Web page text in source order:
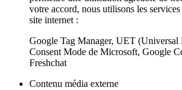
votre accord, nous utilisons les
site internet :
Google Tag Manager, UET (Universal
Consent Mode de Microsoft, Google
Freshchat
Contenu média externe